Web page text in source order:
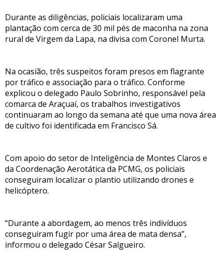
Durante as diligências, policiais localizaram uma
plantação com cerca de 30 mil pés de maconha na zona
rural de Virgem da Lapa, na divisa com Coronel Murta.
Na ocasião, três suspeitos foram presos em flagrante
por tráfico e associação para o tráfico. Conforme
explicou o delegado Paulo Sobrinho, responsável pela
comarca de Araçuaí, os trabalhos investigativos
continuaram ao longo da semana até que uma nova área
de cultivo foi identificada em Francisco Sá.
Com apoio do setor de Inteligência de Montes Claros e
da Coordenação Aerotática da PCMG, os policiais
conseguiram localizar o plantio utilizando drones e
helicóptero.
“Durante a abordagem, ao menos três indivíduos
conseguiram fugir por uma área de mata densa”,
informou o delegado César Salgueiro.